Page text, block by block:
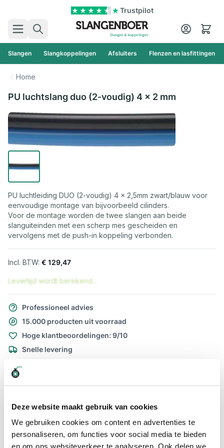
Deze website maakt gebruik van cookies
We gebruiken cookies om content en advertenties te
personaliseren, om functies voor social media te bieden
en om ons websiteverkeer te analyseren. Ook delen we
Trustpilot
Zoek
Cart
Slangen Slangkoppelingen Afsluiters Flenzen en lasfittingen
Home
PU luchtslang duo (2-voudig) 4 x 2 mm
PU luchtleiding DUO (2-voudig) 4 x 2,5mm zwart/blauw voor
eenvoudige montage van bijvoorbeeld cilinders.
Voor de montage worden de twee slangen aan beide
slanguiteinden met een scherp mes gescheiden en
vervolgens met de push-in koppeling verbonden.
€ 129,47
Levertijd wordt berekend...
Professioneel advies
15.000 producten uit voorraad
Hoge klantbeoordelingen: 9/10
Snelle levering
Snel naar
Plus- en minpunten
PU luchtslang DUO (zwart-blauw)